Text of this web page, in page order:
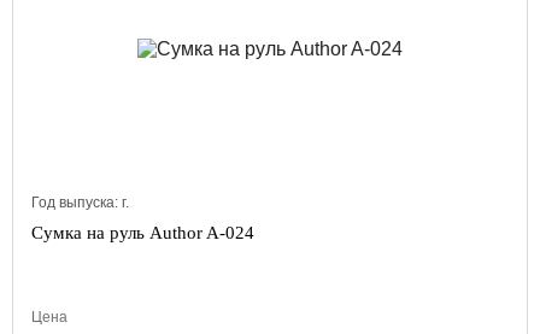
Год выпуска: г.
Сумка на руль Author A-024
Цена